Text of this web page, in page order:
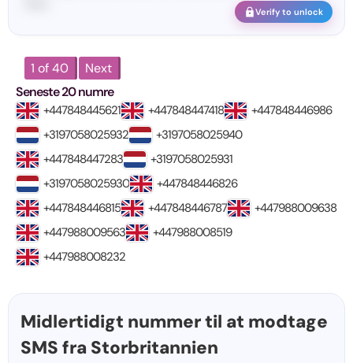
Verify to unlock
1 of 40
Next
Seneste 20 numre
+447848445621 +447848447418
+447848446986
+3197058025932
+3197058025940
+447848447283
+3197058025931
+3197058025930
+447848446826
+447848446815
+447848446787
+447988009638
+447988009563
+447988008519
+447988008232
Midlertidigt nummer til at modtage
SMS fra Storbritannien